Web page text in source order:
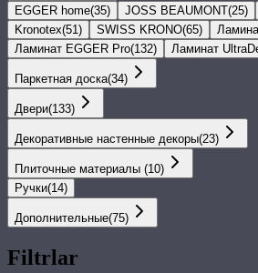
EGGER home(35) JOSS BEAUMONT(25)
Kronotex(51) SWISS KRONO(65)
Ламинат EGGER Pro(132) Ламинат
Паркетная доска(34)
Двери(133)
Декоративные настенные декоры(23)
Плиточные материалы (10)
Ручки(14)
Дополнительные(75)
Filtrlar